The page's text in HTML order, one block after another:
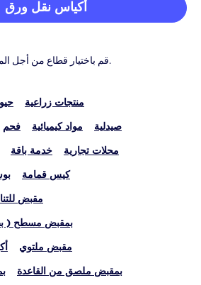
أكياس نقل ورق
قم باختيار قطاع من أجل المنتجات.
منتجات زراعية
فحم مواد كيميائية صيدلية
خدمة باقة محلات تجارية
كيس قمامة
مقبض
بمقبض مسطح (
مقبض ملتوي
بمقبض ملصق من القاعدة